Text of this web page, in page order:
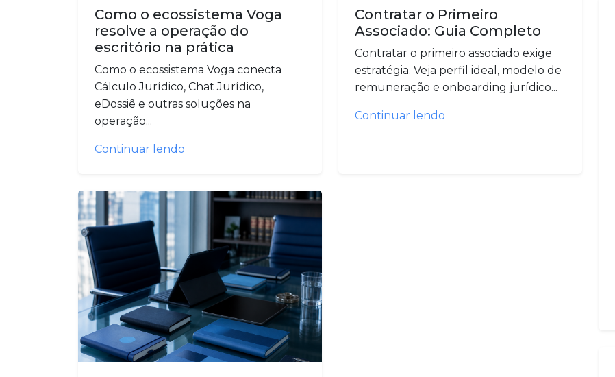
Como o ecossistema Voga
resolve a operação do
escritório na prática
Como o ecossistema Voga conecta
Cálculo Jurídico, Chat Jurídico,
eDossiê e outras soluções na
operação...
Continuar lendo
Contratar o Primeiro
Associado: Guia Completo
Contratar o primeiro associado exige
estratégia. Veja perfil ideal, modelo de
remuneração e onboarding jurídico...
Continuar lendo